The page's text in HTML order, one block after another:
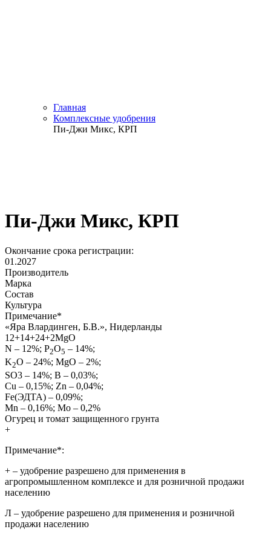
Главная
Комплексные удобрения
Пи-Джи Микс, КРП
Пи-Джи Микс, КРП
Окончание срока регистрации:
01.2027
Производитель
Марка
Состав
Культура
Примечание*
«Яра Влардинген, Б.В.», Нидерланды
12+14+24+2МgО
N – 12%; P2O5 – 14%;
K2O – 24%; MgО – 2%;
SО3 – 14%; В – 0,03%;
Cu – 0,15%; Zn – 0,04%;
Fe(ЭДТА) – 0,09%;
Mn – 0,16%; Mo – 0,2%
Огурец и томат защищенного грунта
+
Примечание*:
+ – удобрение разрешено для применения в
агропромышленном комплексе и для розничной продажи
населению
Л – удобрение разрешено для применения и розничной
продажи населению